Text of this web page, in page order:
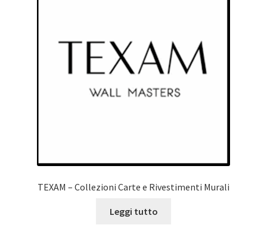
TEXAM – Collezioni Carte e Rivestimenti Murali
Leggi tutto